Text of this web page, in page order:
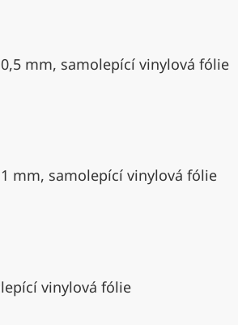
mm, samolepící vinylová fólie
mm, samolepící vinylová fólie
vinylová fólie